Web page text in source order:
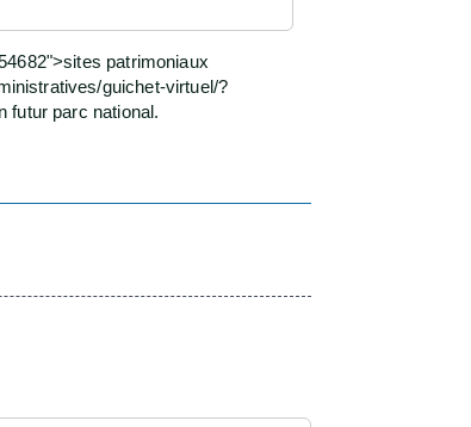
patrimoniaux
guichet-virtuel/?
futur parc national.